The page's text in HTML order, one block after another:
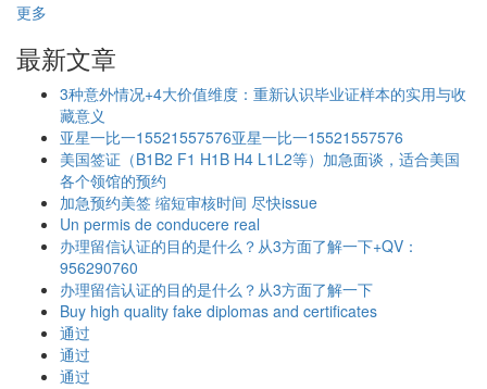
更多
最新文章
3种意外情况+4大价值维度：重新认识毕业证样本的实用与收
藏意义
亚星一比一15521557576亚星一比一15521557576
美国签证（B1B2 F1 H1B H4 L1L2等）加急面谈，适合美国
各个领馆的预约
加急预约美签 缩短审核时间 尽快issue
Un permis de conducere real
办理留信认证的目的是什么？从3方面了解一下+QV：
956290760
办理留信认证的目的是什么？从3方面了解一下
Buy high quality fake diplomas and certificates
通过
通过
通过